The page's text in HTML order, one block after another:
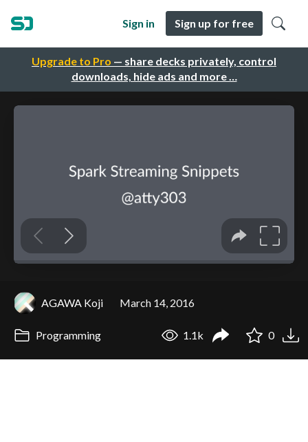
Upgrade to Pro — share decks privately, control
downloads, hide ads and more …
Sign in Sign up for free
AGAWA Koji March 14, 2016
Programming 1.1k 0